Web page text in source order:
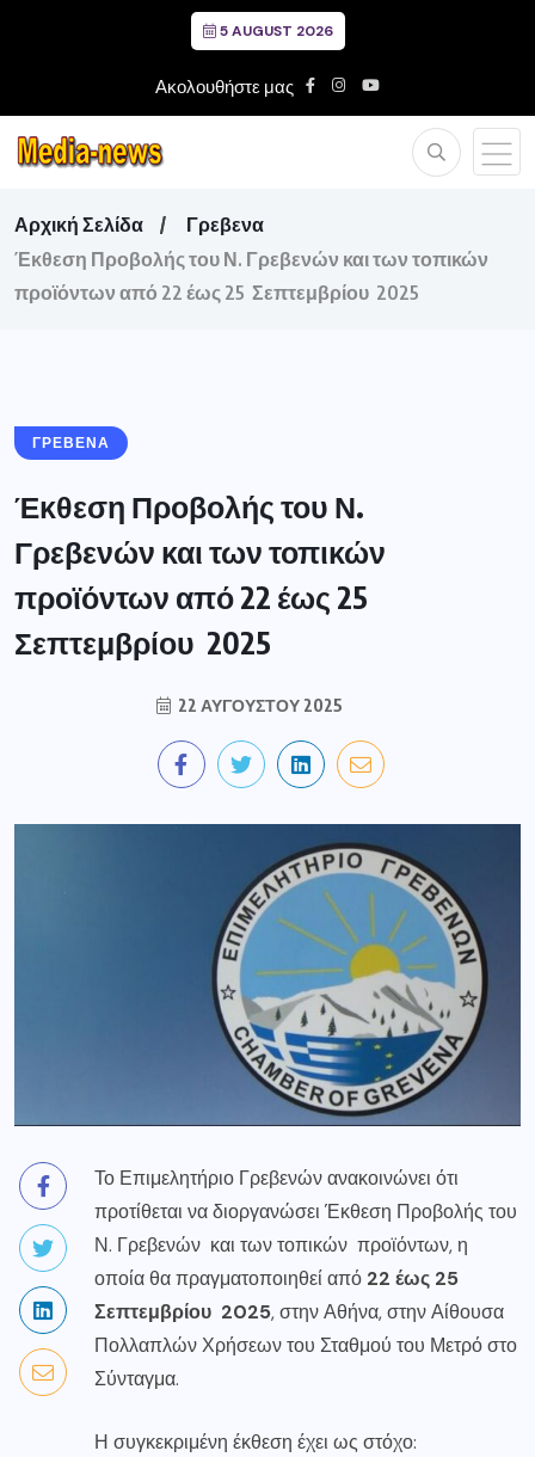
5 AUGUST 2026
Ακολουθήστε μας
Αρχική Σελίδα
Γρεβενα
Έκθεση Προβολής του Ν. Γρεβενών και των τοπικών
προϊόντων από 22 έως 25 Σεπτεμβρίου 2025
ΓΡΕΒΕΝΑ
Έκθεση Προβολής του Ν.
Γρεβενών και των τοπικών
προϊόντων από 22 έως 25
Σεπτεμβρίου 2025
22 ΑΥΓΟΎΣΤΟΥ 2025
Το Επιμελητήριο Γρεβενών ανακοινώνει ότι
προτίθεται να διοργανώσει Έκθεση Προβολής του
Ν. Γρεβενών και των τοπικών προϊόντων, η
οποία θα πραγματοποιηθεί από 22 έως 25
Σεπτεμβρίου 2025, στην Αθήνα, στην Αίθουσα
Πολλαπλών Χρήσεων του Σταθμού του Μετρό στο
Σύνταγμα.
Η συγκεκριμένη έκθεση έχει ως στόχο: